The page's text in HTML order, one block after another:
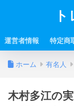
運営者情報 特定商
ホーム 有名人
木村多江の